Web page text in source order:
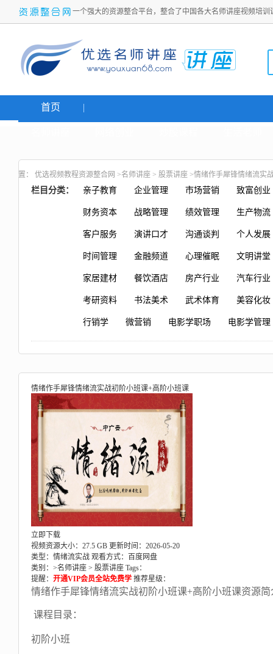
一个强大的资源整合平台，整合了中国各大名师讲座视频培
首页
置： 优选视频教程资源整合网 >名师讲座 > 股票讲座 >情绪作手犀锋情绪流实
栏目分类： 亲子教育 企业管理 市场营销 致富创业
财务资本 战略管理 绩效管理 生产物流
客户服务 演讲口才 沟通谈判 个人发展
时间管理 金融频道 心理催眠 文明讲堂
家居建材 餐饮酒店 房产行业 汽车行业
考研资料 书法美术 武术体育 美容化妆
行销学 微营销 电影学职场 电影学管理
情绪作手犀锋情绪流实战初阶小班课+高阶小班课
立即下载
视频资源大小：27.5 GB 更新时间：2026-05-20
类型：情绪流实战 观看方式：百度网盘
类别：>名师讲座 > 股票讲座 Tags：
提醒： 开通VIP会员全站免费学 推荐星级：
情绪作手犀锋情绪流实战初阶小班课+高阶小班课资源简
课程目录：
初阶小班